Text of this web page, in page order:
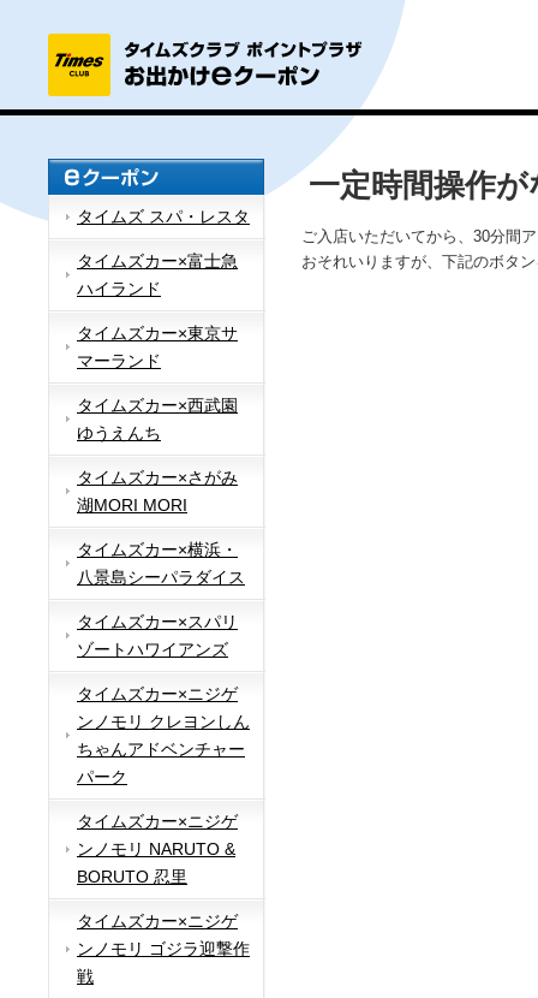
タイムズ スパ・レスタ
タイムズカー×富士急
ハイランド
タイムズカー×東京サ
マーランド
タイムズカー×西武園
ゆうえんち
タイムズカー×さがみ
湖MORI MORI
タイムズカー×横浜・
八景島シーパラダイス
タイムズカー×スパリ
ゾートハワイアンズ
タイムズカー×ニジゲ
ンノモリ クレヨンしん
ちゃんアドベンチャー
パーク
タイムズカー×ニジゲ
ンノモリ NARUTO &
BORUTO 忍里
タイムズカー×ニジゲ
ンノモリ ゴジラ迎撃作
戦
一定時間操作
ご入店いただいてから、30分間
おそれいりますが、下記のボタ